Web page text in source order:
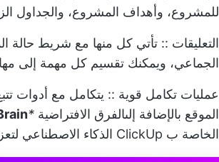
للمشروع، وأهداف المشروع، والجداول
التعليقات :: تأتي كل منها مع شريط حالة
الجماعي، ويمكنك تقسيم كل مهمة إلى
عمليات تكامل قوية :: يتكامل مع أدوات
الموقع بالإضافة إلىالفرق الافتراضية *
الخاصة ب ClickUp الذكاء الاصطناعي لتعزيز مهام إدارة المشاريع